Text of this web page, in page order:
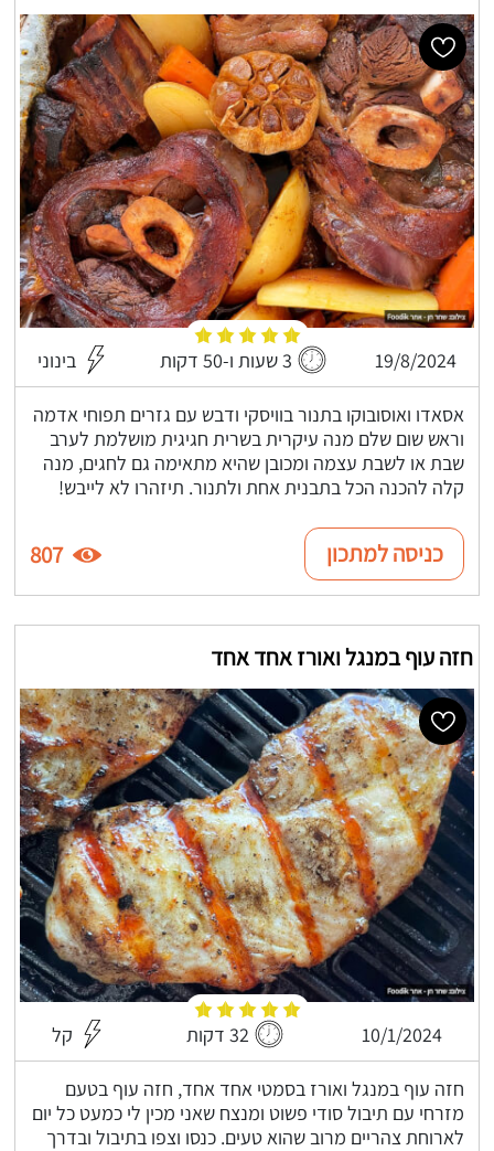
19/8/2024 3 שעות ו-50 דקות בינוני
אסאדו ואוסובוקו בתנור בוויסקי ודבש עם גזרים תפוחי אדמה
וראש שום שלם מנה עיקרית בשרית חגיגית מושלמת לערב
שבת או לשבת עצמה ומכובן שהיא מתאימה גם לחגים, מנה
קלה להכנה הכל בתבנית אחת ולתנור. תיזהרו לא לייבש!
כניסה למתכון 807
חזה עוף במנגל ואורז אחד אחד
10/1/2024 32 דקות קל
חזה עוף במנגל ואורז בסמטי אחד אחד, חזה עוף בטעם
מזרחי עם תיבול סודי פשוט ומנצח שאני מכין לי כמעט כל יום
לארוחת צהריים מרוב שהוא טעים. כנסו וצפו בתיבול ובדרך